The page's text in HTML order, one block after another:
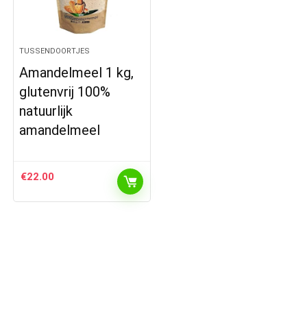
TUSSENDOORTJES
Amandelmeel 1 kg,
glutenvrij 100%
natuurlijk
amandelmeel
€22.00